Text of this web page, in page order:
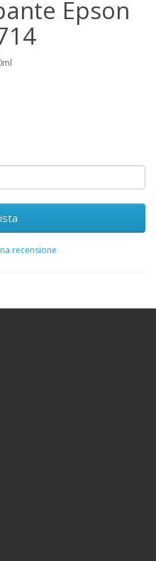
Epson
recensione